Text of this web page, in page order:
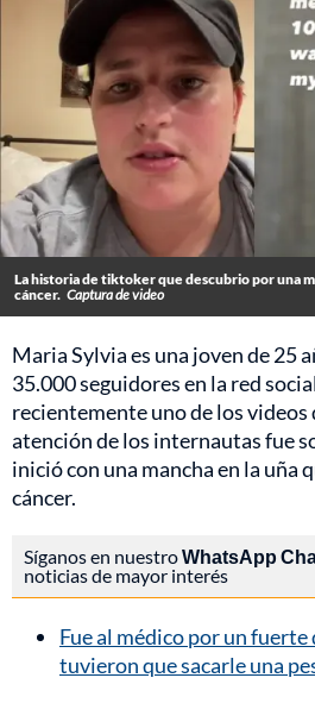
La historia de tiktoker que descubrio por una
cáncer. Captura de video
Maria Sylvia es una joven de 25
35.000 seguidores en la red
recientemente uno de los videos
atención de los internautas fue
inició con una mancha en la uña
cáncer.
Síganos en nuestroWhatsApp
noticias de mayor interés
Fue al médico por un
tuvieron que sacarle una